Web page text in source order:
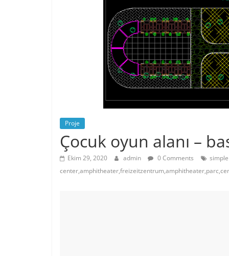
Proje
Çocuk oyun alanı –
Ekim 29, 2020 admin 0 Comments